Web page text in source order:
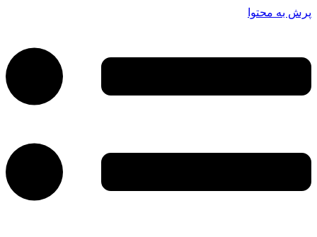
پرش به محتوا